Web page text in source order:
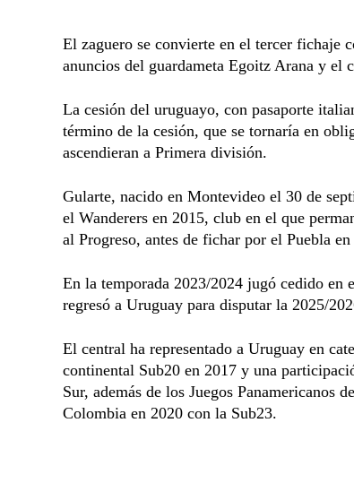
El zaguero se convierte en el tercer fichaje
anuncios del guardameta Egoitz Arana y el
La cesión del uruguayo, con pasaporte
término de la cesión, que se tornaría en
ascendieran a Primera división.
Gularte, nacido en Montevideo el 30 de
el Wanderers en 2015, club en el que
al Progreso, antes de fichar por el Puebla
En la temporada 2023/2024 jugó cedido en
regresó a Uruguay para disputar la 2025/
El central ha representado a Uruguay en
continental Sub20 en 2017 y una
Sur, además de los Juegos Panamericanos
Colombia en 2020 con la Sub23.